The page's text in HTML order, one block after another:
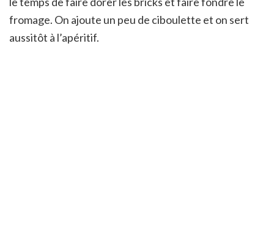
fromage. On ajoute un peu de ciboulette et on sert
aussitôt à l’apéritif.